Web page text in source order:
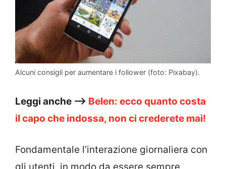
Alcuni consigli per aumentare i follower (foto: Pixabay).
Leggi anche –> Belen: ecco quanto costa
il capo che indossa, non ci crederete mai!
Fondamentale l’interazione giornaliera con